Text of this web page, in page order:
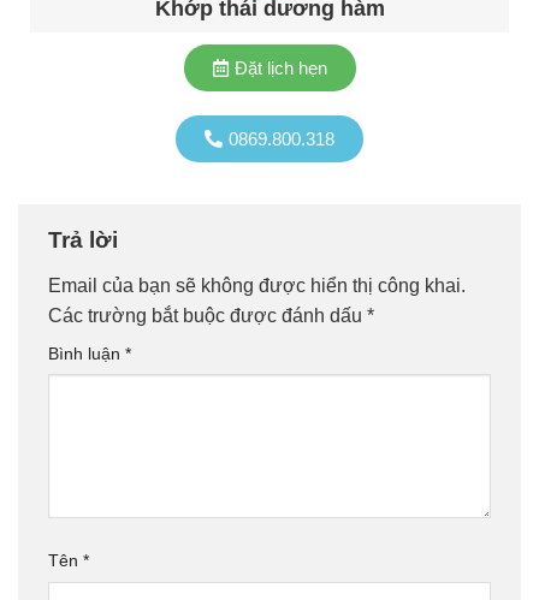
Khớp thái dương hàm
0869.800.318
Đặt lịch hẹn
Trả lời
Email của bạn sẽ không được hiển thị công khai.
Các trường bắt buộc được đánh dấu *
Bình luận *
Tên *